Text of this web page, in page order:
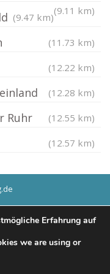
(9.11 km)
(9.47 km)
(11.73 km)
(12.22 km)
(12.28 km)
Ruhr (12.55 km)
(12.57 km)
Erfahrung auf
we are using or